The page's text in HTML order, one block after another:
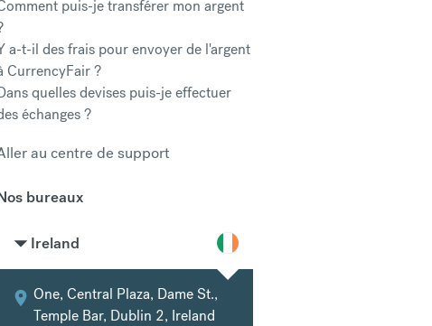
puis-je transférer mon argent
a-t-il des frais pour envoyer de l'argent
CurrencyFair ?
quelles devises puis-je effectuer
échanges ?
au centre de support
bureaux
Ireland
One, Central Plaza, Dame St.,
Temple Bar, Dublin 2, Ireland